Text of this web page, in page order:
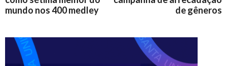
mundo nos 400 medley
de gêneros